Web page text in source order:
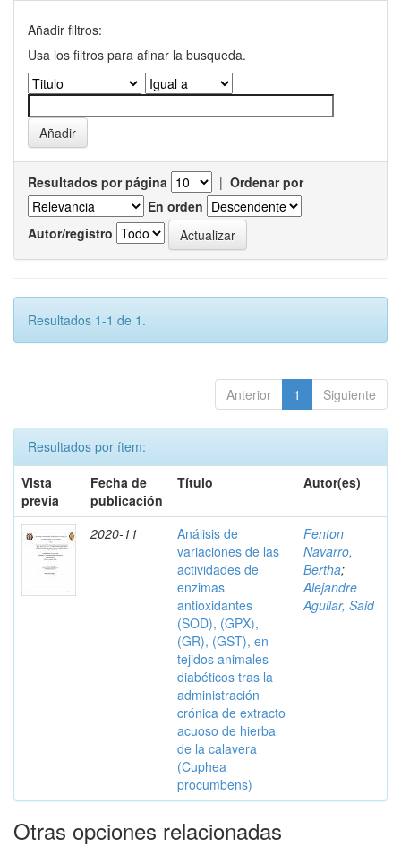
Añadir filtros:
Usa los filtros para afinar la busqueda.
Resultados por página | Ordenar por
En orden
Autor/registro
Resultados 1-1 de 1.
Anterior 1 Siguiente
Resultados por ítem:
Vista
previa
Fecha de
publicación
Título Autor(es)
2020-11
Análisis de
variaciones de las
actividades de
enzimas
antioxidantes
(SOD), (GPX),
(GR), (GST), en
tejidos animales
diabéticos tras la
administración
crónica de extracto
acuoso de hierba
de la calavera
(Cuphea
procumbens)
Fenton
Navarro,
Bertha;
Alejandre
Aguilar, Said
Otras opciones relacionadas